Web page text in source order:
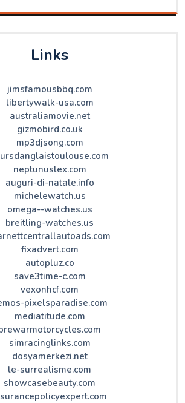
Links
jimsfamousbbq.com
libertywalk-usa.com
australiamovie.net
gizmobird.co.uk
mp3djsong.com
neptunuslex.com
auguri-di-natale.info
michelewatch.us
omega--watches.us
breitling-watches.us
fixadvert.com
autopluz.co
save3time-c.com
vexonhcf.com
pixelsparadise.com
mediatitude.com
simracinglinks.com
dosyamerkezi.net
le-surrealisme.com
showcasebeauty.com